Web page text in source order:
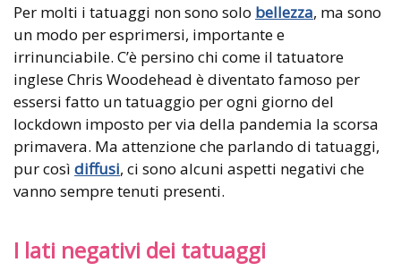
Per molti i tatuaggi non sono solo bellezza, ma sono
un modo per esprimersi, importante e
irrinunciabile. C’è persino chi come il tatuatore
inglese Chris Woodehead è diventato famoso per
essersi fatto un tatuaggio per ogni giorno del
lockdown imposto per via della pandemia la scorsa
primavera. Ma attenzione che parlando di tatuaggi,
pur così diffusi, ci sono alcuni aspetti negativi che
vanno sempre tenuti presenti.
I lati negativi dei tatuaggi